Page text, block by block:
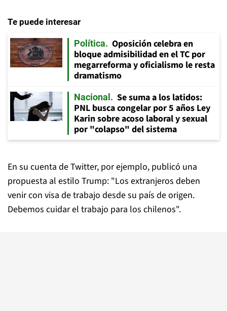
Te puede interesar
Política
Oposición celebra en
bloque admisibilidad en el TC por
megarreforma y oficialismo le resta
dramatismo
Nacional
Se suma a los latidos:
PNL busca congelar por 5 años Ley
Karin sobre acoso laboral y sexual
por "colapso" del sistema
En su cuenta de Twitter, por ejemplo, publicó una
propuesta al estilo Trump: "Los extranjeros deben
venir con visa de trabajo desde su país de origen.
Debemos cuidar el trabajo para los chilenos".